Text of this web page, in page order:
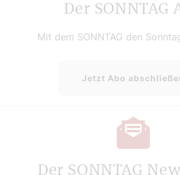
Der SONNTAG
Mit dem SONNTAG den
Jetzt Abo
Der SONNTAG